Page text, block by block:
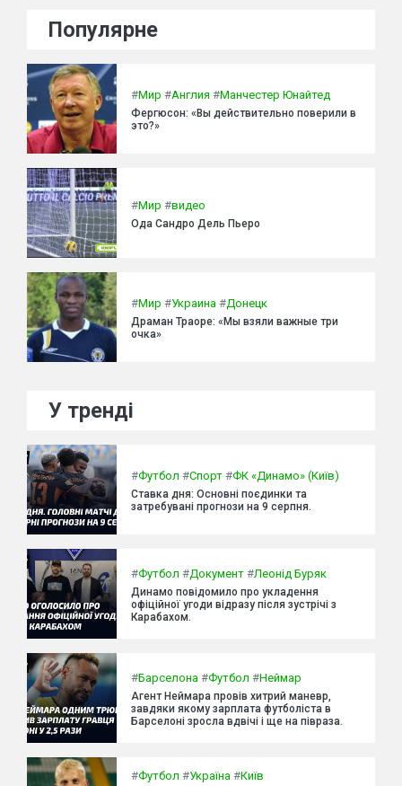
Популярне
#Мир #Англия #Манчестер Юнайтед
Фергюсон: «Вы действительно поверили в
это?»
#Мир #видео
Ода Сандро Дель Пьеро
#Мир #Украина #Донецк
Драман Траоре: «Мы взяли важные три
очка»
У тренді
#Футбол #Спорт #ФК «Динамо» (Київ)
Ставка дня: Основні поєдинки та
затребувані прогнози на 9 серпня.
#Футбол #Документ #Леонід Буряк
Динамо повідомило про укладення
офіційної угоди відразу після зустрічі з
Карабахом.
#Барселона #Футбол #Неймар
Агент Неймара провів хитрий маневр,
завдяки якому зарплата футболіста в
Барселоні зросла вдвічі і ще на півраза.
#Футбол #Україна #Київ